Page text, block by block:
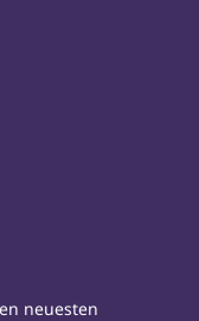
neuesten